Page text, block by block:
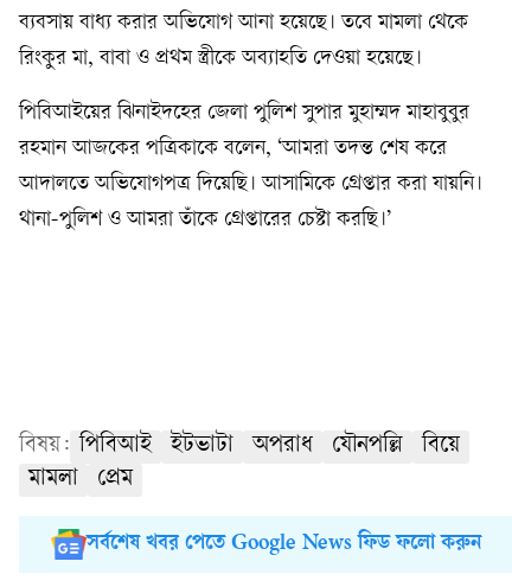
ব্যবসায় বাধ্য করার অভিযোগ আনা হয়েছে। তবে মামলা থেকে
রিংকুর মা, বাবা ও প্রথম স্ত্রীকে অব্যাহতি দেওয়া হয়েছে।
পিবিআইয়ের ঝিনাইদহের জেলা পুলিশ সুপার মুহাম্মদ মাহাবুবুর
রহমান আজকের পত্রিকাকে বলেন, ‘আমরা তদন্ত শেষ করে
আদালতে অভিযোগপত্র দিয়েছি। আসামিকে গ্রেপ্তার করা যায়নি।
থানা-পুলিশ ও আমরা তাঁকে গ্রেপ্তারের চেষ্টা করছি।’
বিষয়: পিবিআই ইটভাটা অপরাধ যৌনপল্লি
বিয়ে
মামলা
প্রেম
সর্বশেষ খবর পেতে Google News ফিড ফলো করুন